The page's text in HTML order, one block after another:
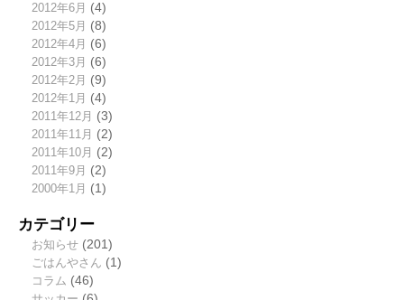
2012年6月 (4)
2012年5月 (8)
2012年4月 (6)
2012年3月 (6)
2012年2月 (9)
2012年1月 (4)
2011年12月 (3)
2011年11月 (2)
2011年10月 (2)
2011年9月 (2)
2000年1月 (1)
カテゴリー
お知らせ(201)
ごはんやさん (1)
コラム (46)